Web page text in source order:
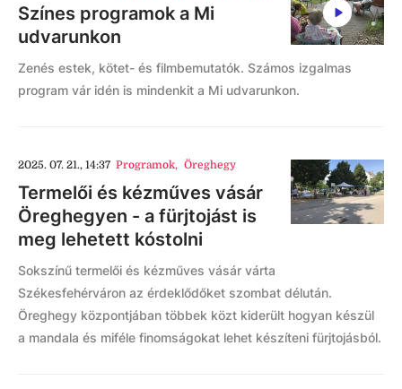
Színes programok a Mi
udvarunkon
Zenés estek, kötet- és filmbemutatók. Számos izgalmas
program vár idén is mindenkit a Mi udvarunkon.
2025. 07. 21., 14:37 Programok, Öreghegy
Termelői és kézműves vásár
Öreghegyen - a fürjtojást is
meg lehetett kóstolni
Sokszínű termelői és kézműves vásár várta
Székesfehérváron az érdeklődőket szombat délután.
Öreghegy központjában többek közt kiderült hogyan készül
a mandala és miféle finomságokat lehet készíteni fürjtojásból.